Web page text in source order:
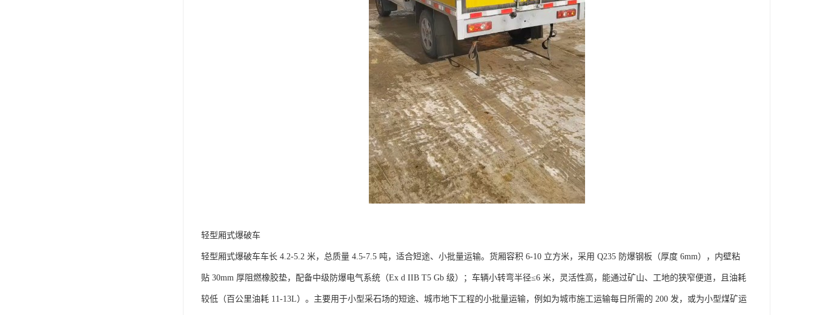
轻型厢式爆破车​
轻型厢式爆破车车长 4.2-5.2 米，总质量 4.5-7.5 吨，适合短途、小批量运输。货厢容积 6-10 立方米，采用 Q235 防爆钢板（厚度 6mm），内壁粘
贴 30mm 厚阻燃橡胶垫，配备中级防爆电气系统（Ex d IIB T5 Gb 级）；车辆小转弯半径≤6 米，灵活性高，能通过矿山、工地的狭窄便道，且油耗
较低（百公里油耗 11-13L）。主要用于小型采石场的短途、城市地下工程的小批量运输，例如为城市施工运输每日所需的 200 发，或为小型煤矿运